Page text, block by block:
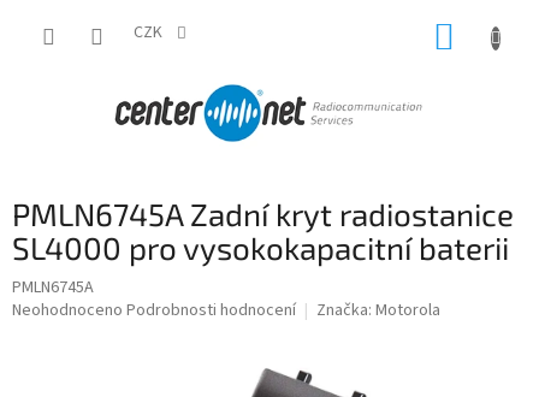
CZK
PMLN6745A Zadní kryt radiostanice
SL4000 pro vysokokapacitní baterii
PMLN6745A
Průměrné
Neohodnoceno Podrobnosti hodnocení Značka: Motorola